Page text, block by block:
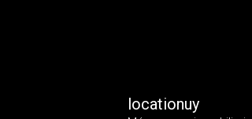
locationuy